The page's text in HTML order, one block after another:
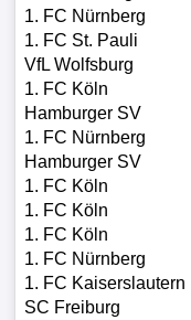
1. FC Nürnberg
1. FC St. Pauli
VfL Wolfsburg
1. FC Köln
Hamburger SV
1. FC Nürnberg
Hamburger SV
1. FC Köln
1. FC Köln
1. FC Köln
1. FC Nürnberg
1. FC Kaiserslautern
SC Freiburg